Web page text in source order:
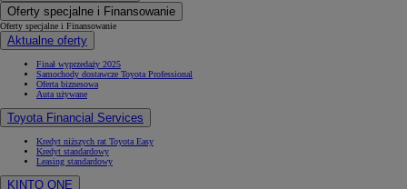
Oferty specjalne i Finansowanie
Oferty specjalne i Finansowanie
Aktualne oferty
Finał wyprzedaży 2025
Samochody dostawcze Toyota Professional
Oferta biznesowa
Auta używane
Toyota Financial Services
Kredyt niższych rat Toyota Easy
Kredyt standardowy
Leasing standardowy
KINTO ONE